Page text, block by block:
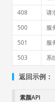
408
请
500
服
501
服
503
系
返回示例：
素颜API